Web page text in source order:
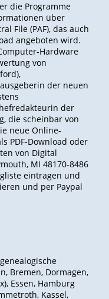
die Programme
über
File (PAF), das auch
angeboten wird.
Hardware
von
der neuen
der
die scheinbar von
neue Online-
PDF-Download oder
von Digital
MI 48170-8486
eintragen und
und per Paypal
Bremen, Dormagen,
Essen, Hamburg
Kassel,